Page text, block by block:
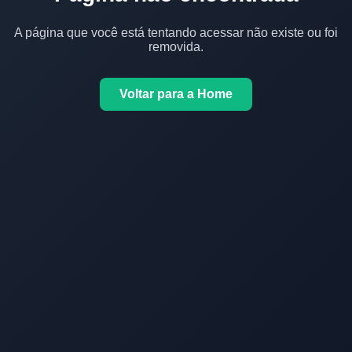
A página que você está tentando acessar não existe ou foi
removida.
Voltar para a Home